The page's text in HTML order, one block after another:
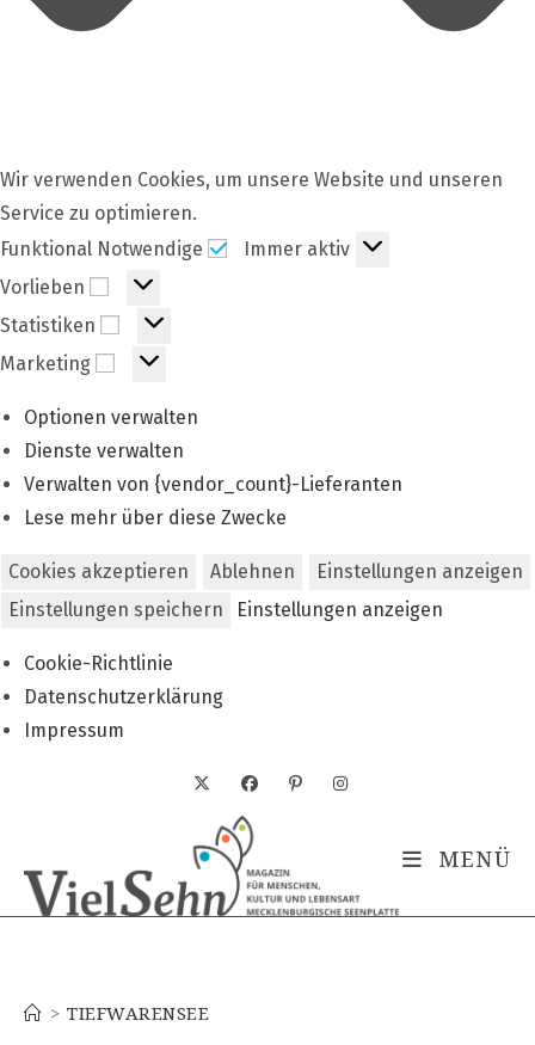
Wir verwenden Cookies, um unsere Website und unseren
Service zu optimieren.
Funktional Notwendige
Funktional
Immer aktiv
Vorlieben
Vorlieben
Statistiken Statistiken
Marketing Marketing
Optionen verwalten
Dienste verwalten
Verwalten von {vendor_count}-Lieferanten
Lese mehr über diese Zwecke
Cookies akzeptieren Ablehnen
Einstellungen anzeigen
Einstellungen speichern
Einstellungen anzeigen
Cookie-Richtlinie
Datenschutzerklärung
Impressum
MENÜ
> TIEFWARENSEE